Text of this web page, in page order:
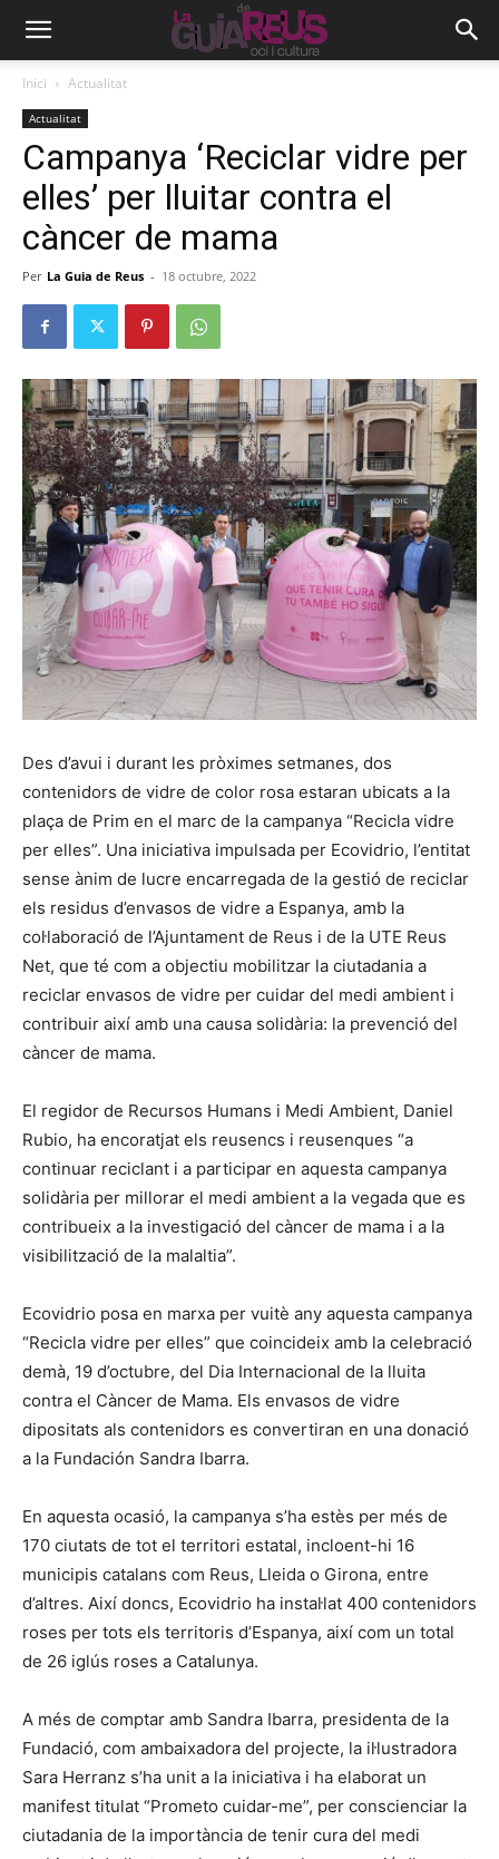
Inici Actualitat
Actualitat
Campanya ‘Reciclar vidre per
elles’ per lluitar contra el
càncer de mama
Per La Guia de Reus - 18 octubre, 2022
Des d’avui i durant les pròximes setmanes, dos
contenidors de vidre de color rosa estaran ubicats a la
plaça de Prim en el marc de la campanya “Recicla vidre
per elles”. Una iniciativa impulsada per Ecovidrio, l’entitat
sense ànim de lucre encarregada de la gestió de reciclar
els residus d’envasos de vidre a Espanya, amb la
col·laboració de l’Ajuntament de Reus i de la UTE Reus
Net, que té com a objectiu mobilitzar la ciutadania a
reciclar envasos de vidre per cuidar del medi ambient i
contribuir així amb una causa solidària: la prevenció del
càncer de mama.
El regidor de Recursos Humans i Medi Ambient, Daniel
Rubio, ha encoratjat els reusencs i reusenques “a
continuar reciclant i a participar en aquesta campanya
solidària per millorar el medi ambient a la vegada que es
contribueix a la investigació del càncer de mama i a la
visibilització de la malaltia”.
Ecovidrio posa en marxa per vuitè any aquesta campanya
“Recicla vidre per elles” que coincideix amb la celebració
demà, 19 d’octubre, del Dia Internacional de la lluita
contra el Càncer de Mama. Els envasos de vidre
dipositats als contenidors es convertiran en una donació
a la Fundación Sandra Ibarra.
En aquesta ocasió, la campanya s’ha estès per més de
170 ciutats de tot el territori estatal, incloent-hi 16
municipis catalans com Reus, Lleida o Girona, entre
d’altres. Així doncs, Ecovidrio ha instal·lat 400 contenidors
roses per tots els territoris d’Espanya, així com un total
de 26 iglús roses a Catalunya.
A més de comptar amb Sandra Ibarra, presidenta de la
Fundació, com ambaixadora del projecte, la il·lustradora
Sara Herranz s’ha unit a la iniciativa i ha elaborat un
manifest titulat “Prometo cuidar-me”, per conscienciar la
ciutadania de la importància de tenir cura del medi